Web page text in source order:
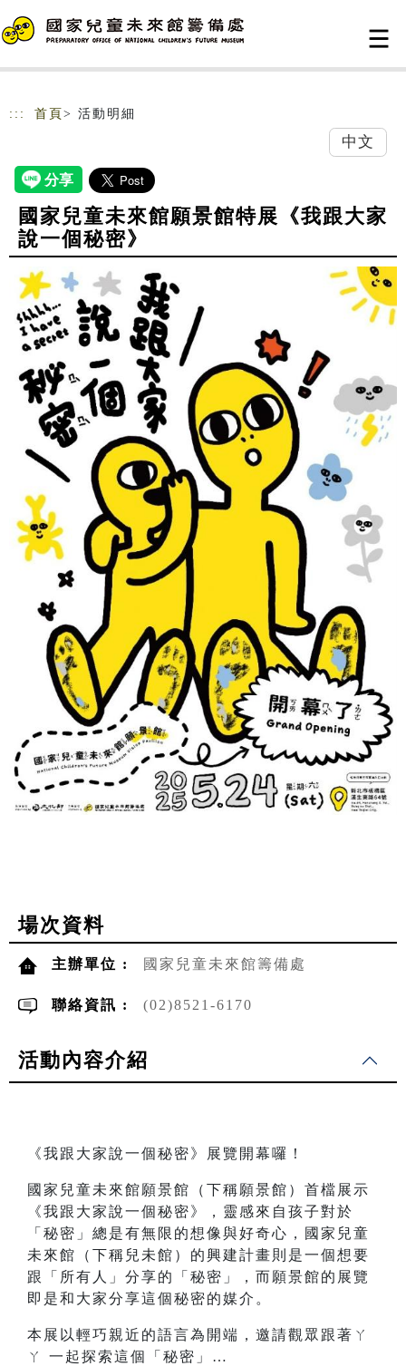
::: 首頁 > 活動明細
中文
國家兒童未來館願景館特展《我跟大家
說一個秘密》
場次資料
主辦單位 : 國家兒童未來館籌備處
聯絡資訊 : (02)8521-6170
活動內容介紹
《我跟大家說一個秘密》展覽開幕囉！
國家兒童未來館願景館（下稱願景館）首檔展示
《我跟大家說一個秘密》，靈感來自孩子對於
「秘密」總是有無限的想像與好奇心，國家兒童
未來館（下稱兒未館）的興建計畫則是一個想要
跟「所有人」分享的「秘密」，而願景館的展覽
即是和大家分享這個秘密的媒介。
本展以輕巧親近的語言為開端，邀請觀眾跟著ㄚ
ㄚ 一起探索這個「秘密」…